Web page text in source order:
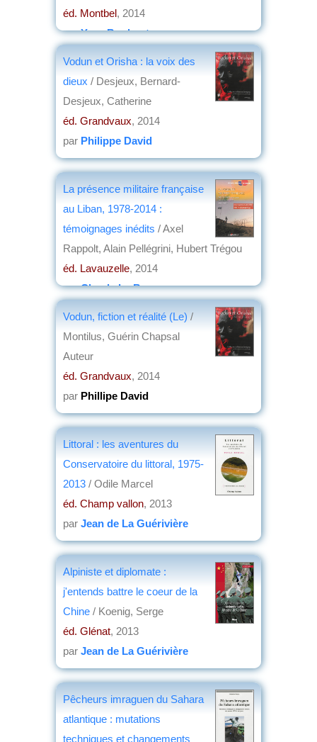
éd. Montbel, 2014
parYves Boulvert
Vodun et Orisha : la voix des
dieux / Desjeux, Bernard-
Desjeux, Catherine
éd. Grandvaux, 2014
par Philippe David
La présence militaire française
au Liban, 1978-2014 :
témoignages inédits / Axel
Rappolt, Alain Pellégrini, Hubert Trégou
éd. Lavauzelle, 2014
parClaude Le Borgne
Vodun, fiction et réalité (Le) /
Montilus, Guérin Chapsal
Auteur
éd. Grandvaux, 2014
par Phillipe David
Littoral : les aventures du
Conservatoire du littoral, 1975-
2013 / Odile Marcel
éd. Champ vallon, 2013
par Jean de La Guérivière
Alpiniste et diplomate :
j'entends battre le coeur de la
Chine / Koenig, Serge
éd. Glénat, 2013
par Jean de La Guérivière
Pêcheurs imraguen du Sahara
atlantique : mutations
techniques et changements